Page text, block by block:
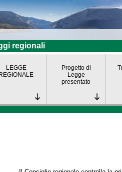
regionali
LEGGE
REGIONALE
Progetto di
Legge
presentato